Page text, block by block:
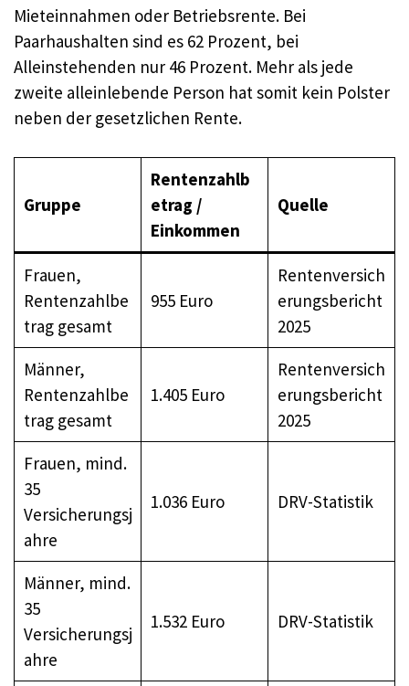
Mieteinnahmen oder Betriebsrente. Bei
Paarhaushalten sind es 62 Prozent, bei
Alleinstehenden nur 46 Prozent. Mehr als jede
zweite alleinlebende Person hat somit kein Polster
neben der gesetzlichen Rente.
Gruppe
Rentenzahlb
etrag /
Einkommen
Quelle
Frauen,
Rentenzahlbe
trag gesamt
955 Euro
Rentenversich
erungsbericht
2025
Männer,
Rentenzahlbe
trag gesamt
1.405 Euro
Rentenversich
erungsbericht
2025
Frauen, mind.
35
Versicherungsj
ahre
1.036 Euro DRV-Statistik
Männer, mind.
35
Versicherungsj
ahre
1.532 Euro DRV-Statistik